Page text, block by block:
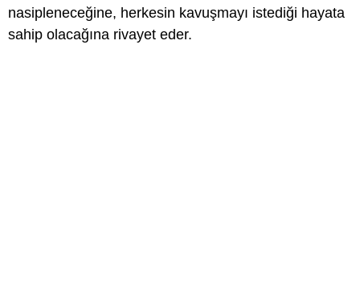
nasipleneceğine, herkesin kavuşmayı istediği hayata
sahip olacağına rivayet eder.